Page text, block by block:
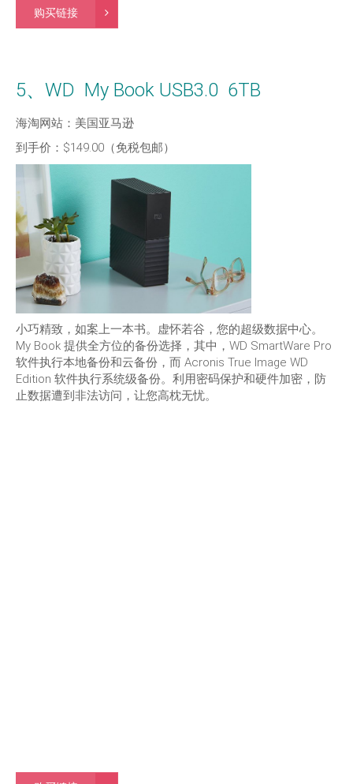
购买链接
5、WD My Book USB3.0 6TB
海淘网站：美国亚马逊
到手价：$149.00（免税包邮）
小巧精致，如案上一本书。虚怀若谷，您的超级数据中心。
My Book 提供全方位的备份选择，其中，WD SmartWare Pro
软件执行本地备份和云备份，而 Acronis True Image WD
Edition 软件执行系统级备份。利用密码保护和硬件加密，防
止数据遭到非法访问，让您高枕无忧。